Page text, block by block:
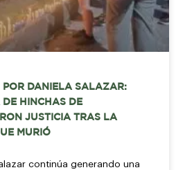
DANIELA SALAZAR:
HINCHAS DE
JUSTICIA TRAS LA
MURIÓ
continúa generando una